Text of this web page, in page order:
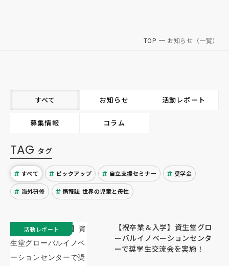
TOP お知らせ（一覧）
すべて お知らせ 活動レポート
募集情報 コラム
TAG タグ
すべて ピックアップ 自立支援セミナー 奨学金
海外研修 情報誌 世界の児童と母性
【祝卒業＆入学】資生堂グロ
ーバルイノベーションセンタ
ーで奨学生交流会を実施！
活動レポート